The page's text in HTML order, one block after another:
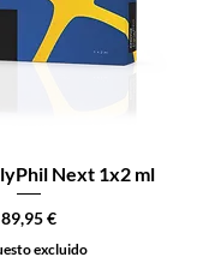
Next 1x2 ml
Precio
89,95 €
excluido